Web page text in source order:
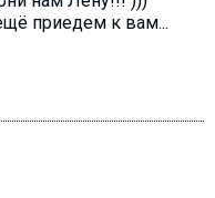
приедем к вам...